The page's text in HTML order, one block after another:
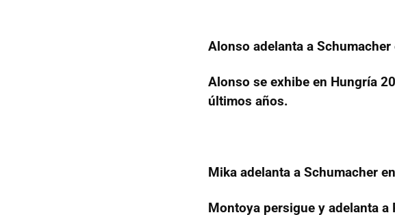
Alonso adelanta a
Alonso se exhibe en Hungría
últimos años.
Mika adelanta a Schumacher
Montoya persigue y adelanta